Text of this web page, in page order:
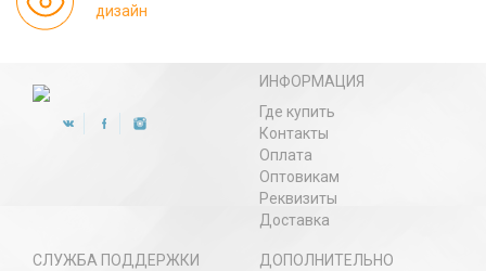
дизайн
ИНФОРМАЦИЯ
Где купить
Контакты
Оплата
Оптовикам
Реквизиты
Доставка
СЛУЖБА ПОДДЕРЖКИ
ДОПОЛНИТЕЛЬНО